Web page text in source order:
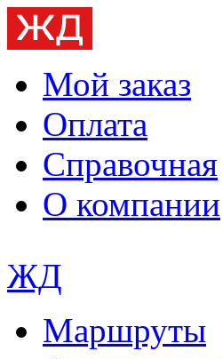
Мой заказ
Оплата
Справочная
О компании
ЖД
Маршруты